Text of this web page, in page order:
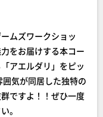
ムズワークショッ
をお届けする本コー
アエルダリ」をピッ
気が同居した独特の
ですよ！！ぜひ一度
。